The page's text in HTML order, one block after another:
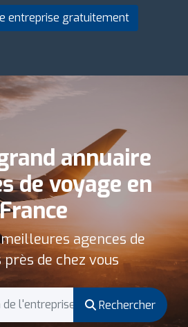
entreprise gratuitement
annuaire
de voyage en
agences de
de chez vous
Rechercher